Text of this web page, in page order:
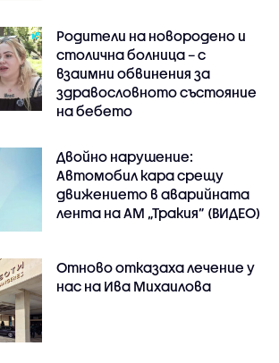
Родители на новородено и
столична болница – с
взаимни обвинения за
здравословното състояние
на бебето
Двойно нарушение:
Автомобил кара срещу
движението в аварийната
лента на АМ „Тракия” (ВИДЕО)
Отново отказаха лечение у
нас на Ива Михаилова